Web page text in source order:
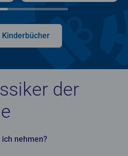
Kinderbücher
der
nehmen?